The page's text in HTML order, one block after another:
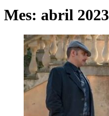
Mes: abril 2023